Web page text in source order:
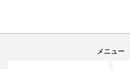
メニュー